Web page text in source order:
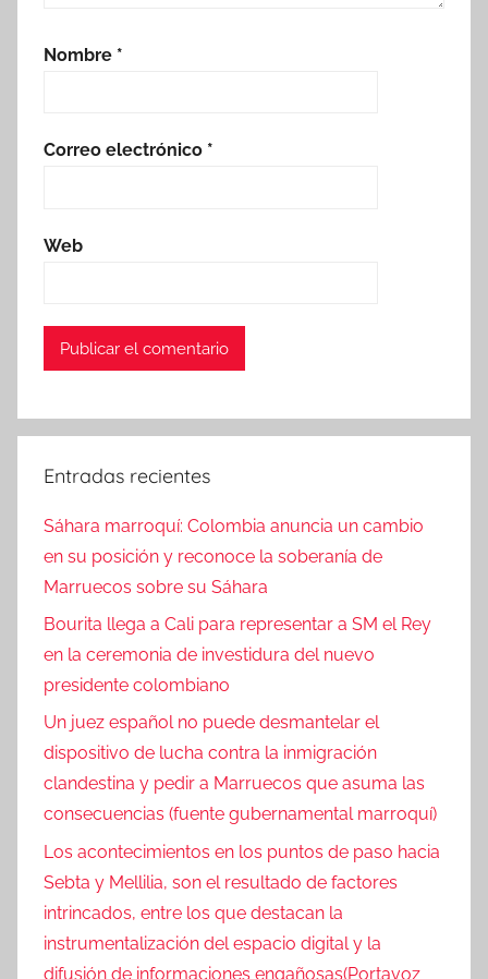
Nombre *
Correo electrónico *
Web
Entradas recientes
Sáhara marroquí: Colombia anuncia un cambio
en su posición y reconoce la soberanía de
Marruecos sobre su Sáhara
Bourita llega a Cali para representar a SM el Rey
en la ceremonia de investidura del nuevo
presidente colombiano
Un juez español no puede desmantelar el
dispositivo de lucha contra la inmigración
clandestina y pedir a Marruecos que asuma las
consecuencias (fuente gubernamental marroquí)
Los acontecimientos en los puntos de paso hacia
Sebta y Mellilia, son el resultado de factores
intrincados, entre los que destacan la
instrumentalización del espacio digital y la
difusión de informaciones engañosas(Portavoz